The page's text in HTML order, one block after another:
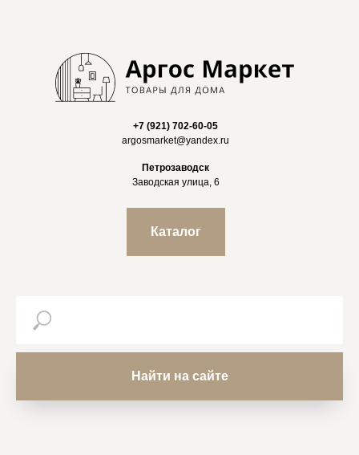
+7 (921) 702-60-05
argosmarket@yandex.ru
Петрозаводск
Заводская улица, 6
Каталог
Найти на сайте